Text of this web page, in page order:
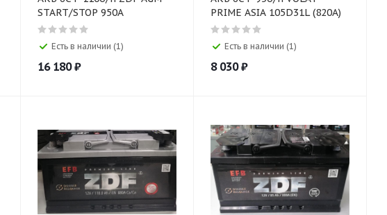
START/STOP 950A
Есть в наличии (1)
16 180₽
PRIME ASIA 105D31L (820A)
Есть в наличии (1)
8 030₽